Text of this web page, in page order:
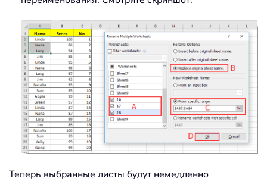
Теперь выбранные листы будут немедленно